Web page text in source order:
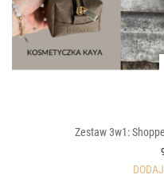
Zestaw 3w1: